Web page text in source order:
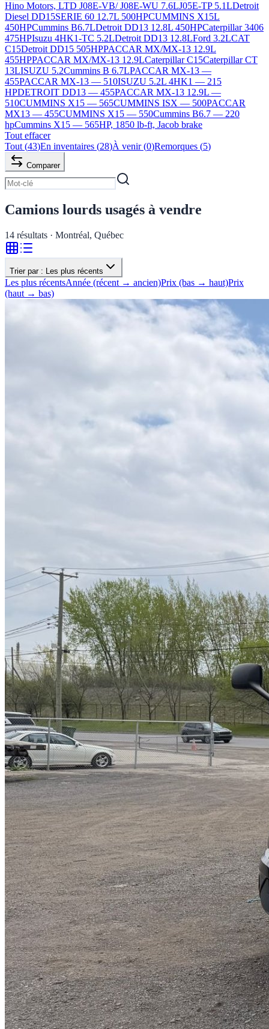
Hino Motors, LTD J08E-VB/ J08E-WU 7.6LJ05E-TP 5.1LDetroit
Diesel DD15SERIE 60 12.7L 500HPCUMMINS X15L
450HPCummins B6.7LDetroit DD13 12.8L 450HPCaterpillar 3406
475HPIsuzu 4HK1-TC 5.2LDetroit DD13 12.8LFord 3.2LCAT
C15Detroit DD15 505HPPACCAR MX/MX-13 12.9L
455HPPACCAR MX/MX-13 12.9LCaterpillar C15Caterpillar CT
13LISUZU 5.2Cummins B 6.7LPACCAR MX-13 —
455PACCAR MX-13 — 510ISUZU 5.2L 4HK1 — 215
HPDETROIT DD13 — 455PACCAR MX-13 12.9L —
510CUMMINS X15 — 565CUMMINS ISX — 500PACCAR
MX13 — 455CUMMINS X15 — 550Cummins B6.7 — 220
hpCummins X15 — 565HP, 1850 lb-ft, Jacob brake
Tout effacer
Tout (43)En inventaires (28)À venir (0)Remorques (5)
Comparer
Camions lourds usagés à vendre
14 résultats · Montréal, Québec
Trier par : Les plus récents
Les plus récentsAnnée (récent → ancien)Prix (bas → haut)Prix
(haut → bas)